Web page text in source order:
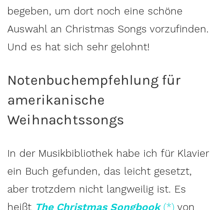
begeben, um dort noch eine schöne
Auswahl an Christmas Songs vorzufinden.
Und es hat sich sehr gelohnt!
Notenbuchempfehlung für
amerikanische
Weihnachtssongs
In der Musikbibliothek habe ich für Klavier
ein Buch gefunden, das leicht gesetzt,
aber trotzdem nicht langweilig ist. Es
heißt The Christmas Songbook (*) von